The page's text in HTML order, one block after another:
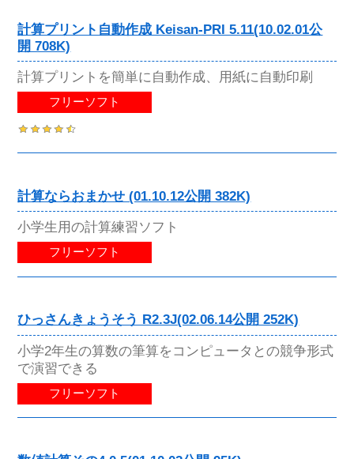
計算プリント自動作成 Keisan-PRI 5.11(10.02.01公
開 708K)
計算プリントを簡単に自動作成、用紙に自動印刷
フリーソフト
計算ならおまかせ (01.10.12公開 382K)
小学生用の計算練習ソフト
フリーソフト
ひっさんきょうそう R2.3J(02.06.14公開 252K)
小学2年生の算数の筆算をコンピュータとの競争形式
で演習できる
フリーソフト